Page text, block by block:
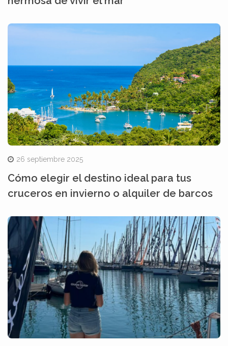
26 septiembre 2025
Cómo elegir el destino ideal para tus
cruceros en invierno o alquiler de barcos